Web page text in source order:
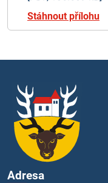
Stáhnout přílohu
Adresa